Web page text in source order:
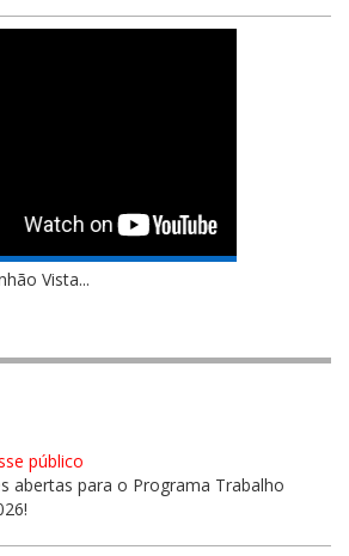
Vista...
público
abertas para o Programa Trabalho